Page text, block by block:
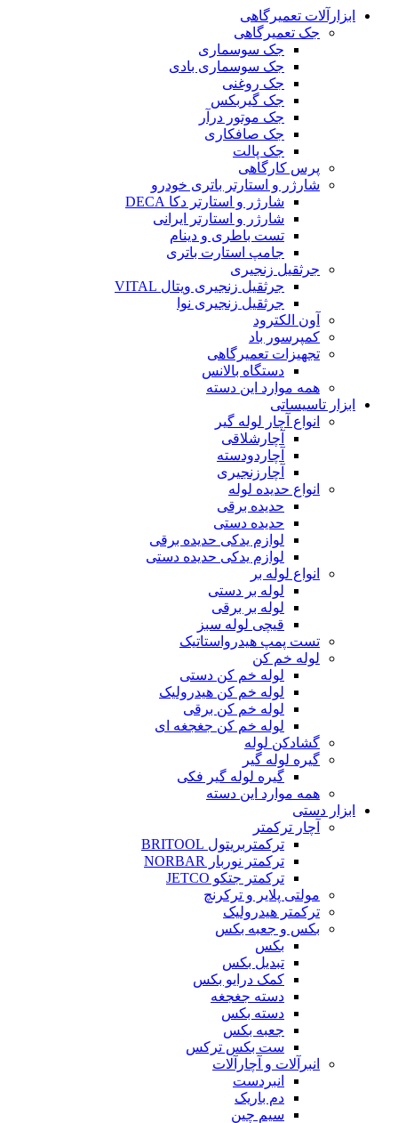
ابزارآلات تعمیرگاهی
جک تعمیرگاهی
جک سوسماری
جک سوسماری بادی
جک روغنی
جک گیربکس
جک موتور درآر
جک صافکاری
جک پالت
پرس کارگاهی
شارژر و استارتر باتری خودرو
شارژر و استارتر دکا DECA
شارژر و استارتر ایرانی
تست باطری و دینام
جامپ استارت باتری
جرثقیل زنجیری
جرثقیل زنجیری ویتال VITAL
جرثقیل زنجیری نوا
آون الکترود
کمپرسور باد
تجهیزات تعمیرگاهی
دستگاه بالانس
همه موارد این دسته
ابزار تاسیساتی
انواع آچار لوله گیر
آچارشلاقی
آچاردودسته
آچارزنجیری
انواع حدیده لوله
حدیده برقی
حدیده دستی
لوازم یدکی حدیده برقی
لوازم یدکی حدیده دستی
انواع لوله بر
لوله بر دستی
لوله بر برقی
قیچی لوله سبز
تست پمپ هیدرواستاتیک
لوله خم کن
لوله خم کن دستی
لوله خم کن هیدرولیک
لوله خم کن برقی
لوله خم کن جغجغه ای
گشادکن لوله
گیره لوله گیر
گیره لوله گیر فکی
همه موارد این دسته
ابزار دستی
آچار ترکمتر
ترکمتربریتول BRITOOL
ترکمتر نوربار NORBAR
ترکمتر جتکو JETCO
مولتی پلایر و ترکرنچ
ترکمتر هیدرولیک
بکس و جعبه بکس
بکس
تبدیل بکس
کمک درایو بکس
دسته جغجغه
دسته بکس
جعبه بکس
ست بکس ترکس
انبرآلات و آچارآلات
انبردست
دم باریک
سیم چین